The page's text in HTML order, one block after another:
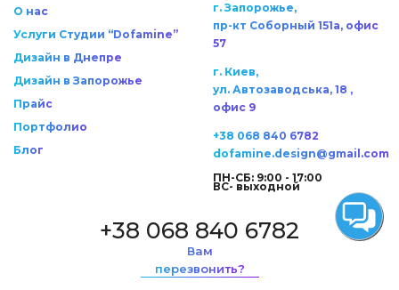
О нас
Услуги Студии “Dofamine”
Дизайн в Днепре
Дизайн в Запорожье
Прайс
Портфолио
Блог
г. Запорожье,
пр-кт Соборный 151а, офис
57
г. Киев,
ул. Автозаводська, 18 ,
офис 9
+38 068 840 6782
dofamine.design@gmail.com
ПН-СБ: 9:00 - 17:00
ВС- выходной
+38 068 840 6782
Вам
перезвонить?